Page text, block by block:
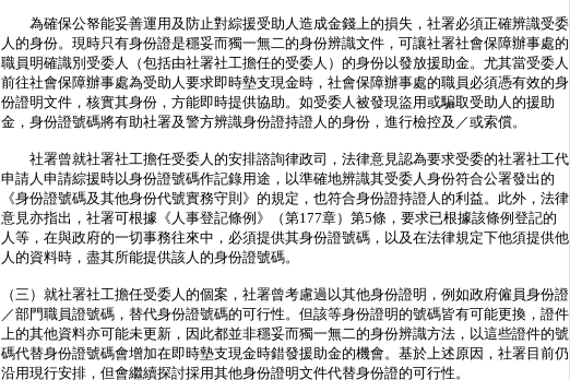
為確保公帑能妥善運用及防止對綜援受助人造成金錢上的損失，社署必須正確辨識受委
人的身份。現時只有身份證是穩妥而獨一無二的身份辨識文件，可讓社署社會保障辦事處的
職員明確識別受委人（包括由社署社工擔任的受委人）的身份以發放援助金。尤其當受委人
前往社會保障辦事處為受助人要求即時墊支現金時，社會保障辦事處的職員必須憑有效的身
份證明文件，核實其身份，方能即時提供協助。如受委人被發現盜用或騙取受助人的援助
金，身份證號碼將有助社署及警方辨識身份證持證人的身份，進行檢控及／或索償。
社署曾就社署社工擔任受委人的安排諮詢律政司，法律意見認為要求受委的社署社工代
申請人申請綜援時以身份證號碼作記錄用途，以準確地辨識其受委人身份符合公署發出的
《身份證號碼及其他身份代號實務守則》的規定，也符合身份證持證人的利益。此外，法律
意見亦指出，社署可根據《人事登記條例》（第177章）第5條，要求已根據該條例登記的
人等，在與政府的一切事務往來中，必須提供其身份證號碼，以及在法律規定下他須提供他
人的資料時，盡其所能提供該人的身份證號碼。
（三）就社署社工擔任受委人的個案，社署曾考慮過以其他身份證明，例如政府僱員身份證
／部門職員證號碼，替代身份證號碼的可行性。但該等身份證明的號碼皆有可能更換，證件
上的其他資料亦可能未更新，因此都並非穩妥而獨一無二的身份辨識方法，以這些證件的號
碼代替身份證號碼會增加在即時墊支現金時錯發援助金的機會。基於上述原因，社署目前仍
沿用現行安排，但會繼續探討採用其他身份證明文件代替身份證的可行性。